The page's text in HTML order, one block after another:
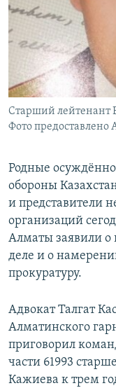
Старший лейтенант
Фото предоставлено
Родные
обороны
и представители
организаций
Алматы заявили о
деле и о
прокуратуру.
Адвокат Талгат
Алматинского
приговорил
части 61993
Кажиева к трем